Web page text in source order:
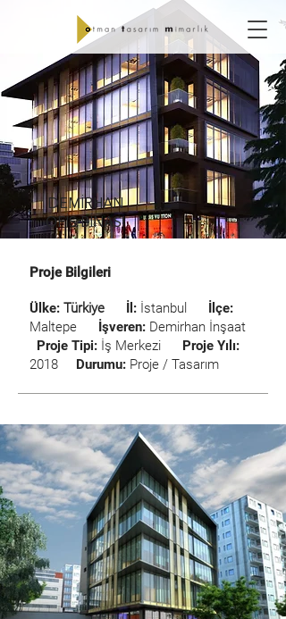
DEMİRHAN
OFİS BİNASI
Proje Bilgileri
Ülke: Türkiye İl: İstanbul İlçe:
Maltepe İşveren: Demirhan İnşaat
Proje Tipi: İş Merkezi Proje Yılı:
2018 Durumu: Proje / Tasarım